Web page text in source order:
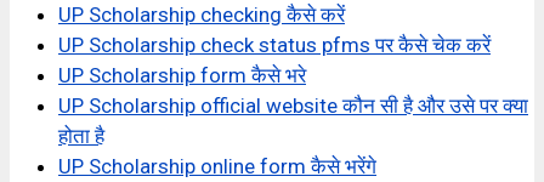
UP Scholarship checking कैसे करें
UP Scholarship check status pfms पर कैसे चेक करें
UP Scholarship form कैसे भरे
UP Scholarship official website कौन सी है और उसे पर क्या
होता है
UP Scholarship online form कैसे भरेंगे